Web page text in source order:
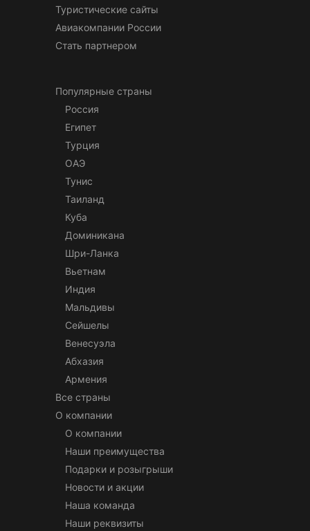
Туристические сайты
Авиакомпании России
Стать партнером
Популярные страны
Россия
Египет
Турция
ОАЭ
Тунис
Таиланд
Куба
Доминикана
Шри-Ланка
Вьетнам
Индия
Мальдивы
Сейшелы
Венесуэла
Абхазия
Армения
Все страны
О компании
О компании
Наши преимущества
Подарки и розыгрыши
Новости и акции
Наша команда
Наши реквизиты